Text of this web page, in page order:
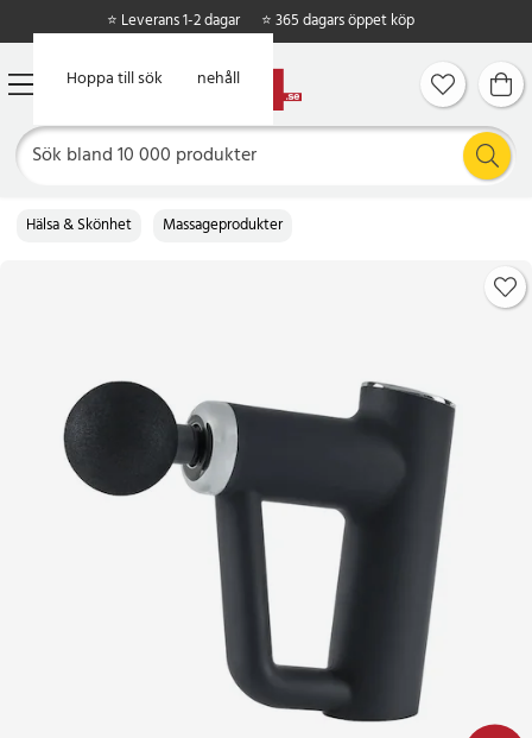
Hoppa till huvudinnehåll
Hoppa till sök
⭐ Leverans 1-2 dagar ⭐ 365 dagars öppet köp
Hälsa & Skönhet Massageprodukter